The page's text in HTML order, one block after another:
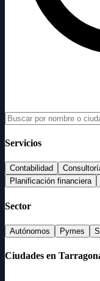
Servicios
Contabilidad
Planificación financiera
Sector
Autónomos Pymes
Ciudades en